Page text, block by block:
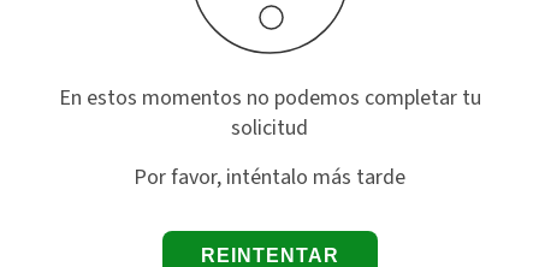
En estos momentos no podemos completar tu
solicitud
Por favor, inténtalo más tarde
REINTENTAR